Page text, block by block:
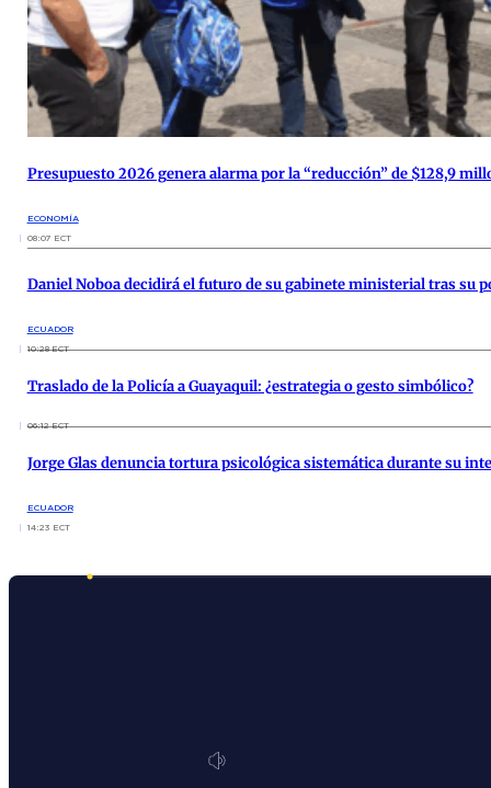
Presupuesto 2026 genera alarma por la “reducción” de $128,9
ECONOMÍA
08:07 ECT
Daniel Noboa decidirá el futuro de su gabinete ministerial tras su
ECUADOR
10:28 ECT
Traslado de la Policía a Guayaquil: ¿estrategia o gesto simbólico?
06:12 ECT
Jorge Glas denuncia tortura psicológica sistemática durante su
ECUADOR
14:23 ECT